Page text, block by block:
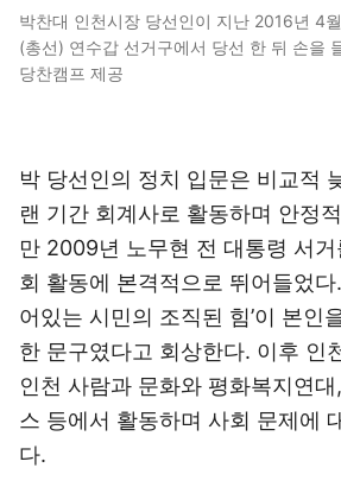
박찬대 인천시장 당선인이 지난 2016년 4
(총선) 연수갑 선거구에서 당선 한 뒤 손을
당찬캠프 제공
박 당선인의 정치 입문은 비교적
랜 기간 회계사로 활동하며 안정
만 2009년 노무현 전 대통령 서
회 활동에 본격적으로 뛰어들었다
어있는 시민의 조직된 힘’이 본인
한 문구였다고 회상한다. 이후 인
인천 사람과 문화와 평화복지연
스 등에서 활동하며 사회 문제에
다.